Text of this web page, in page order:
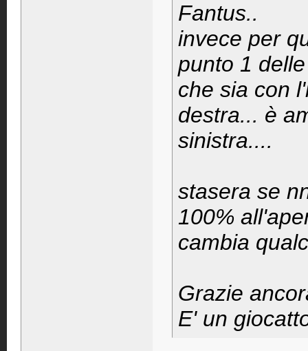
Fantus..
invece per
punto 1
che sia con
destra... è
sinistra....
stasera se
100%
cambia
Grazie
E' un